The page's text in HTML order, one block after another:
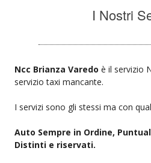
I Nostri
Ncc Brianza Varedo è il servizio
servizio taxi mancante.
I servizi sono gli stessi ma con
Auto Sempre in Ordine,
Distinti e riservati.